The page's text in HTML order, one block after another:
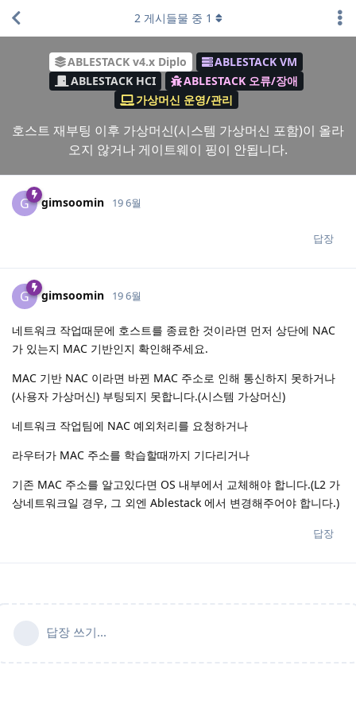
ABLESTACK v4.x Diplo
ABLESTACK VM
ABLESTACK HCI
ABLESTACK 오류/장애
가상머신 운영/관리
호스트 재부팅 이후 가상머신(시스템 가상머신 포함)이 올라
오지 않거나 게이트웨이 핑이 안됩니다.
2게시들물 중 1
G gimsoomin 19 6월
답장
G gimsoomin 19 6월
네트워크 작업때문에 호스트를 종료한 것이라면 먼저 상단에 NAC
가 있는지 MAC 기반인지 확인해주세요.
MAC 기반 NAC 이라면 바뀐 MAC 주소로 인해 통신하지 못하거나
(사용자 가상머신) 부팅되지 못합니다.(시스템 가상머신)
네트워크 작업팀에 NAC 예외처리를 요청하거나
라우터가 MAC 주소를 학습할때까지 기다리거나
기존 MAC 주소를 알고있다면 OS 내부에서 교체해야 합니다.(L2 가
상네트워크일 경우, 그 외엔 Ablestack 에서 변경해주어야 합니다.)
답장
답장 쓰기...